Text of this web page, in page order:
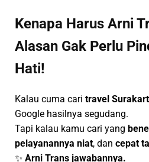
Kenapa Harus Arni
Alasan Gak Perlu
Hati!
Kalau cuma cari travel
Google hasilnya segudang.
Tapi kalau kamu cari yang
pelayanannya niat, dan cepat
✨ Arni Trans jawabannya.